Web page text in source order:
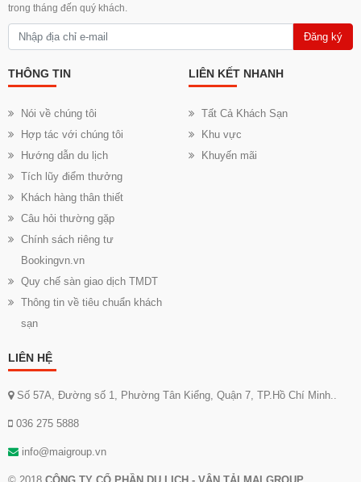
trong tháng đến quý khách.
Đăng ký
THÔNG TIN
Nói về chúng tôi
Hợp tác với chúng tôi
Hướng dẫn du lịch
Tích lũy điểm thưởng
Khách hàng thân thiết
Câu hỏi thường gặp
Chính sách riêng tư
Bookingvn.vn
Quy chế sàn giao dịch TMDT
Thông tin về tiêu chuẩn khách
sạn
LIÊN KẾT NHANH
Tất Cả Khách Sạn
Khu vực
Khuyến mãi
LIÊN HỆ
Số 57A, Đường số 1, Phường Tân Kiểng, Quận 7, TP.Hồ Chí Minh..
036 275 5888
info@maigroup.vn